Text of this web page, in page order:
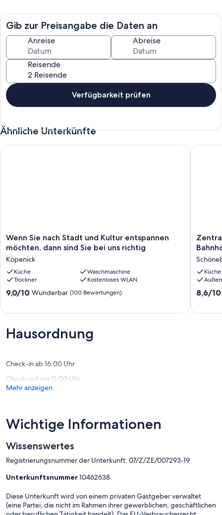
130 cm (gemessen vom Boden) und ca. 105 cm (gemessen vom
Bett). In Häusern sind Sie in 2 und Sie bevorzugen es, können Sie
mich im Voraus bitten, auf dem Schlafsofa im Erdgeschoss zu
schlafen.
Die geräumige Küche verfügt über einen Esstisch, Geschirrspüler,
Waschmaschine, Kaffeemaschine, Moka, Toaster, Töpfe und
Pfannen.
Das Badezimmer hat eine geräumige Dusche.
Einfaches Parken auf der Straße.
Gib zur Preisangabe die Daten an
Anreise Abreise
Reisende
Verfügbarkeit prüfen
Ähnliche Unterkünfte
Wenn
Sie
Stadt
und
Kultur
entspannen
möchten,
bei
Köpenick
Wenn Sie nach Stadt und Kultur entspannen
möchten, dann sind Sie bei uns richtig
Köpenick
Küche
Waschmaschine
Trockner
Kostenloses WLAN
9.0
(100
Bewertungen)
9,0/10 Wunderbar (100 Bewertungen)
Wenn Sie nach Stadt und Kultur entspannen möchten, dann
Zentrale
Lage,
ruhig,
S-
Bahnhof
nah,
Küche
8.6
8,6/10
Hausordnung
Check-in ab 16:00 Uhr
Check-out vor 11:00 Uhr
Mehr anzeigen
Wichtige Informationen
Wissenswertes
Registrierungsnummer der Unterkunft: 07/Z/ZE/007293-19
Unterkunftsnummer10462638
Diese Unterkunft wird von einem privaten Gastgeber verwaltet
(eine Partei, die nicht im Rahmen ihrer gewerblichen, geschäftlichen